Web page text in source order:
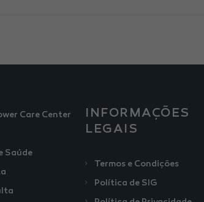
Care Center
Saúde
INFORMAÇÕES
LEGAIS
Termos e Condições
Política de SIG